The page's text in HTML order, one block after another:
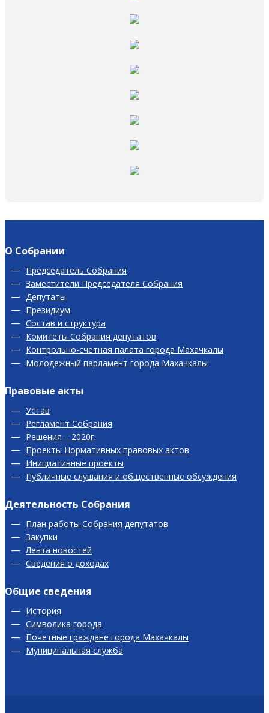
О Собрании
Председатель Собрания
Заместители Председателя Собрания
Депутаты
Президиум
Состав и структура
Комитеты Собрания депутатов
Контрольно-счетная палата города Махачкалы
Молодежный парламент города Махачкалы
Правовые акты
Устав
Регламент Собрания
Решения – 2020г.
Проекты Нормативных правовых актов
Инициативные проекты
Публичные слушания и общественные обсуждения
Деятельность Собрания
План работы Собрания депутатов
Закупки
Лента новостей
Сведения о доходах
Общие сведения
История
Символика города
Почетные граждане города Махачкалы
Муниципальная служба